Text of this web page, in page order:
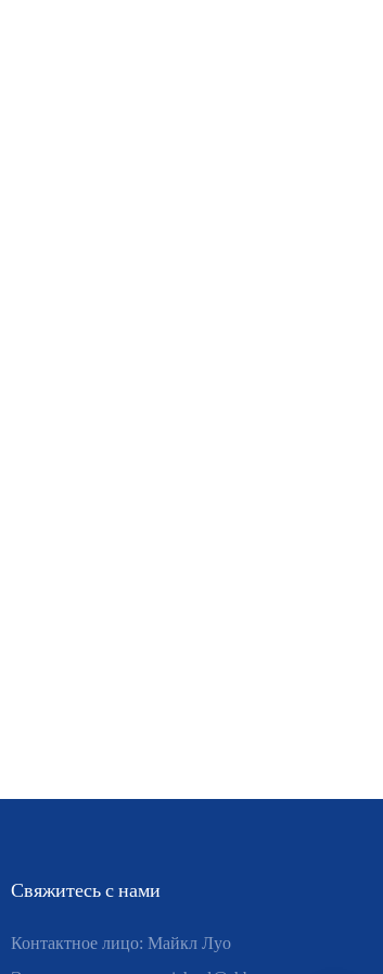
Свяжитесь с нами
Контактное лицо: Майкл Луо